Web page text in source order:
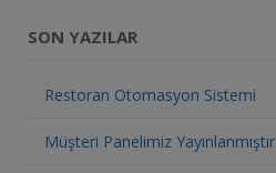
SON YAZILAR
Restoran Otomasyon Sistemi
Müşteri Panelimiz Yayınlanmıştır